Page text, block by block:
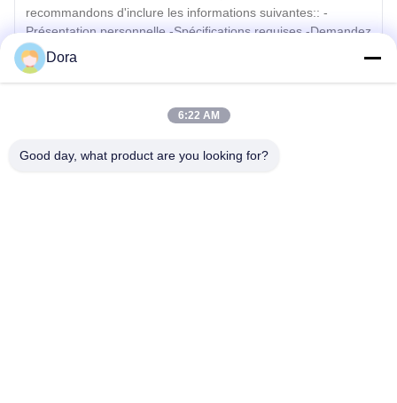
Dora
6:22 AM
Good day, what product are you looking for?